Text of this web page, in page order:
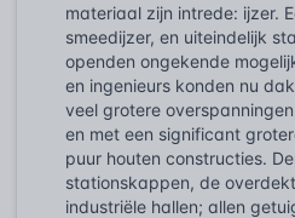
materiaal zijn intrede: ijzer.
smeedijzer, en uiteindelijk
openden ongekende
en ingenieurs konden nu
veel grotere
en met een significant
puur houten constructies.
stationskappen, de
industriële hallen; allen